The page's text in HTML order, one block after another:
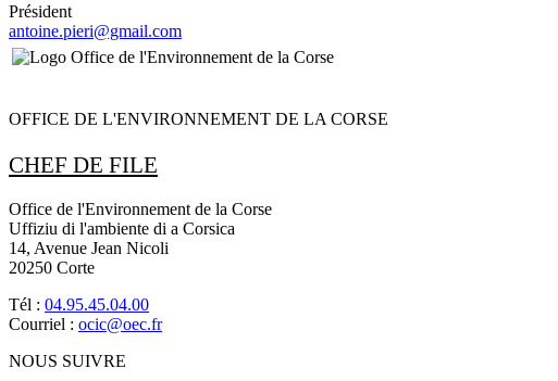
Président
antoine.pieri@gmail.com
OFFICE DE L'ENVIRONNEMENT DE LA CORSE
CHEF DE FILE
Office de l'Environnement de la Corse
Uffiziu di l'ambiente di a Corsica
14, Avenue Jean Nicoli
20250 Corte
Tél : 04.95.45.04.00
Courriel : ocic@oec.fr
NOUS SUIVRE